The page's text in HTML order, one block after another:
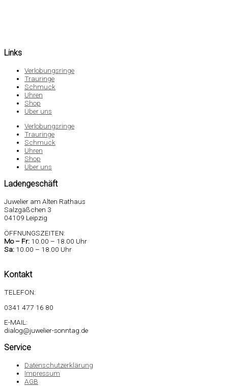
Links
Verlobungsringe
Trauringe
Schmuck
Uhren
Shop
Über uns
Verlobungsringe
Trauringe
Schmuck
Uhren
Shop
Über uns
Ladengeschäft
Juwelier am Alten Rathaus
Salzgäßchen 3
04109 Leipzig
ÖFFNUNGSZEITEN:
Mo – Fr: 10.00 – 18.00 Uhr
Sa: 10.00 – 18.00 Uhr
Kontakt
TELEFON:
0341 477 16 80
E-MAIL:
dialog@juwelier-sonntag.de
Service
Datenschutzerklärung
Impressum
AGB